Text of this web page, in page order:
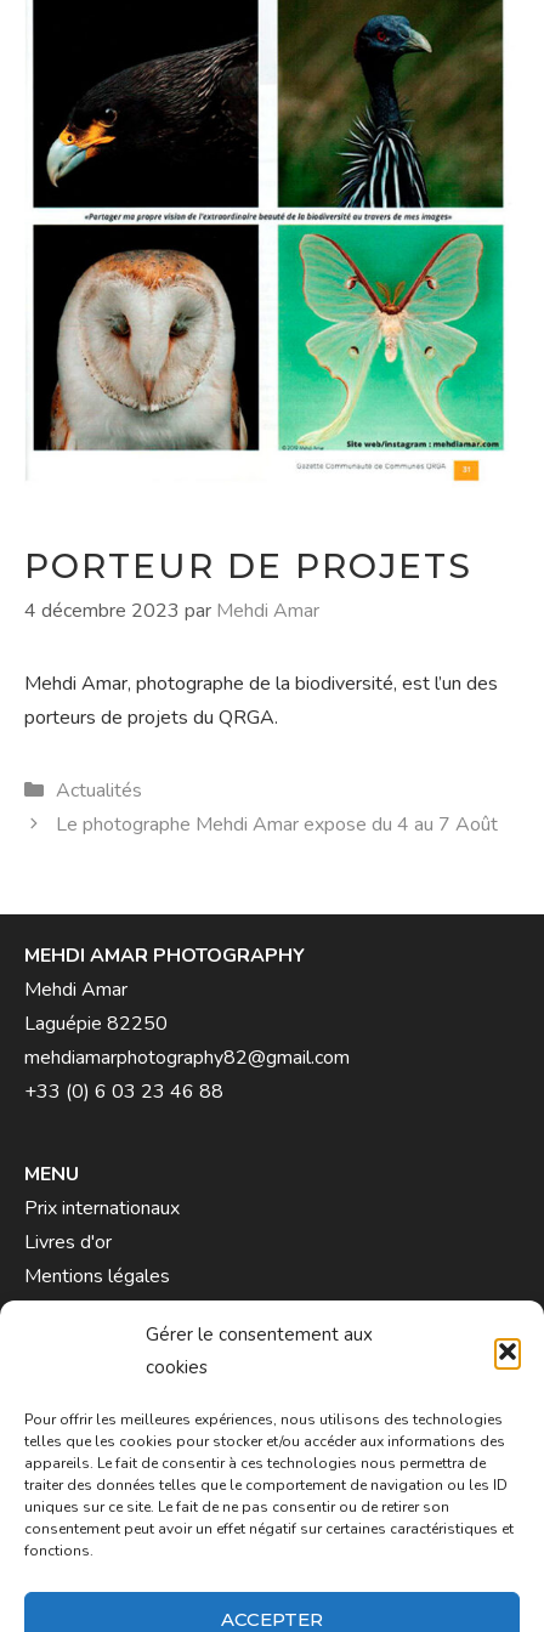
Gérer le consentement aux
cookies
Pour offrir les meilleures expériences, nous utilisons des technologies
telles que les cookies pour stocker et/ou accéder aux informations des
appareils. Le fait de consentir à ces technologies nous permettra de
traiter des données telles que le comportement de navigation ou les ID
uniques sur ce site. Le fait de ne pas consentir ou de retirer son
consentement peut avoir un effet négatif sur certaines caractéristiques et
fonctions.
ACCEPTER
PORTEUR DE PROJETS
4 décembre 2023 par Mehdi Amar
Mehdi Amar, photographe de la biodiversité, est l’un des
porteurs de projets du QRGA.
Catégories
Actualités
Le photographe Mehdi Amar expose du 4 au 7 Août
MEHDI AMAR PHOTOGRAPHY
Mehdi Amar
Laguépie 82250
mehdiamarphotography82@gmail.com
+33 (0) 6 03 23 46 88
MENU
Prix internationaux
Livres d'or
Mentions légales